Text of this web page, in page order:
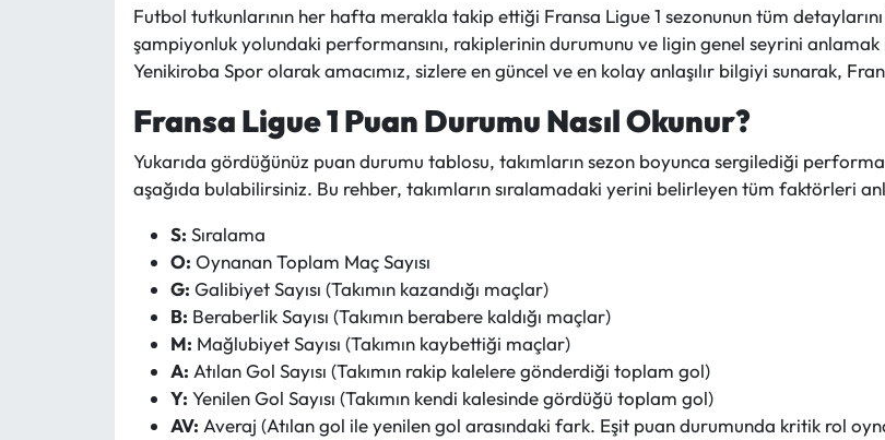
Futbol tutkunlarının her hafta merakla takip ettiği Fransa Ligue 1 sezonunun tüm
şampiyonluk yolundaki performansını, rakiplerinin durumunu ve ligin genel seyrini anlamak
Yenikiroba Spor olarak amacımız, sizlere en güncel ve en kolay anlaşılır bilgiyi sunarak,
Fransa Ligue 1 Puan Durumu Nasıl Okunur?
Yukarıda gördüğünüz puan durumu tablosu, takımların sezon boyunca sergilediği
aşağıda bulabilirsiniz. Bu rehber, takımların sıralamadaki yerini belirleyen tüm faktörleri
S: Sıralama
O: Oynanan Toplam Maç Sayısı
G: Galibiyet Sayısı (Takımın kazandığı maçlar)
B: Beraberlik Sayısı (Takımın berabere kaldığı maçlar)
M: Mağlubiyet Sayısı (Takımın kaybettiği maçlar)
A: Atılan Gol Sayısı (Takımın rakip kalelere gönderdiği toplam gol)
Y: Yenilen Gol Sayısı (Takımın kendi kalesinde gördüğü toplam gol)
AV: Averaj (Atılan gol ile yenilen gol arasındaki fark. Eşit puan durumunda kritik rol